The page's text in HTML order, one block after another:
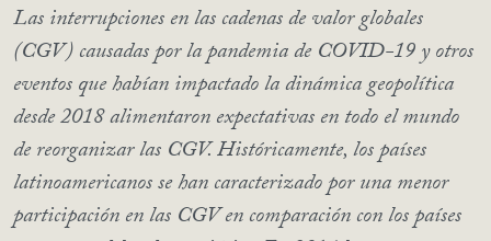
Las interrupciones en las cadenas de valor globales
(CGV) causadas por la pandemia de COVID-19 y otros
eventos que habían impactado la dinámica geopolítica
desde 2018 alimentaron expectativas en todo el mundo
de reorganizar las CGV. Históricamente, los países
latinoamericanos se han caracterizado por una menor
participación en las CGV en comparación con los países